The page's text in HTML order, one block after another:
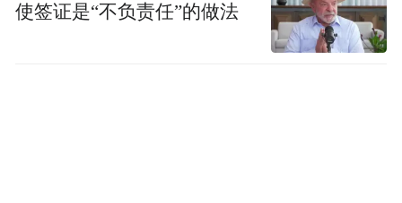
使签证是“不负责任”的做法